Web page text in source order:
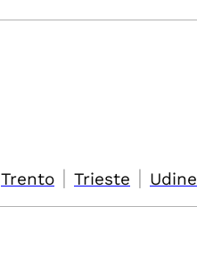
Trento | Trieste | Udine